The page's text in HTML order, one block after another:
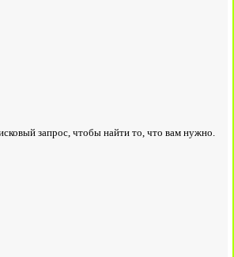
запрос, чтобы найти то, что вам нужно.